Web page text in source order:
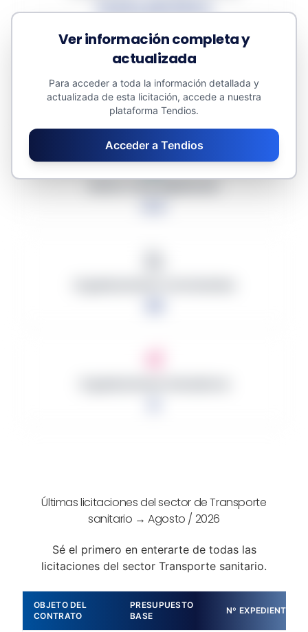
14,813,281.676 €
Descuento Promedio
0.00%
Ver información completa y
actualizada
Para acceder a toda la información detallada y
actualizada de esta licitación, accede a nuestra
plataforma Tendios.
Acceder a Tendios
Últimas licitaciones del sector de Transporte
sanitario → Agosto / 2026
Sé el primero en enterarte de todas las
licitaciones del sector Transporte sanitario.
OBJETO DEL
CONTRATO
PRESUPUESTO
BASE
Nº EXPEDIENTE